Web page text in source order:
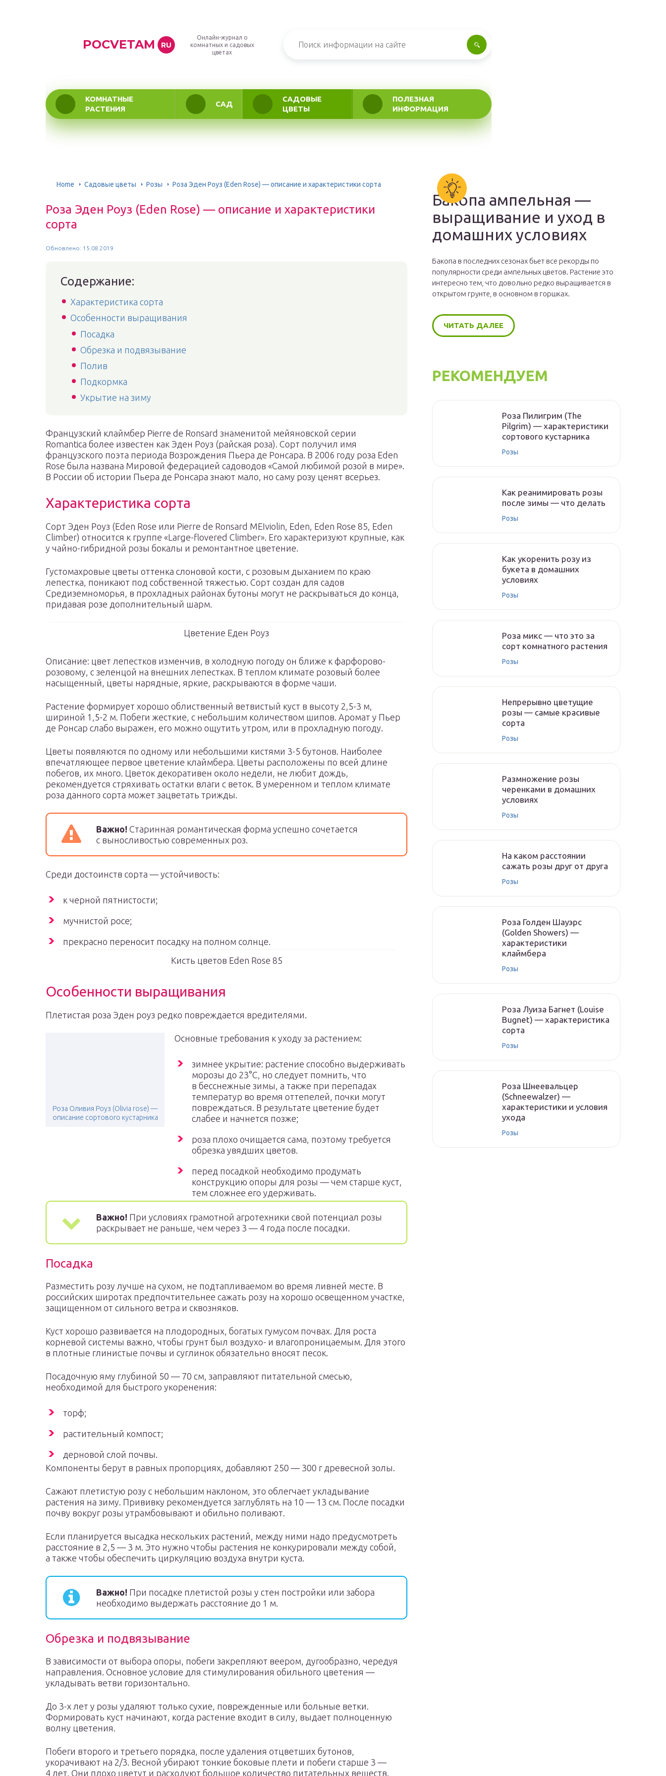
POCVETAM RU
Онлайн-журнал о
комнатных и садовых
цветах
КОМНАТНЫЕ
РАСТЕНИЯ
САД
САДОВЫЕ
ЦВЕТЫ
ПОЛЕЗНАЯ
ИНФОРМАЦИЯ
Home Садовые цветы Розы Роза Эден Роуз (Eden Rose) — описание и характеристики сорта
Роза Эден Роуз (Eden Rose) — описание и характеристики
сорта
Обновлено: 15.08.2019
Содержание:
Характеристика сорта
Особенности выращивания
Посадка
Обрезка и подвязывание
Полив
Подкормка
Укрытие на зиму
Французский клаймбер Pierre de Ronsard знаменитой мейяновской серии
Romantica более известен как Эден Роуз (райская роза). Сорт получил имя
французского поэта периода Возрождения Пьера де Ронсара. В 2006 году роза Eden
Rose была названа Мировой федерацией садоводов «Самой любимой розой в мире».
В России об истории Пьера де Ронсара знают мало, но саму розу ценят всерьез.
Характеристика сорта
Сорт Эден Роуз (Eden Rose или Pierre de Ronsard MEIviolin, Eden, Eden Rose 85, Eden
Climber) относится к группе «Large-flovered Climber». Его характеризуют крупные, как
у чайно-гибридной розы бокалы и ремонтантное цветение.
Густомахровые цветы оттенка слоновой кости, с розовым дыханием по краю
лепестка, поникают под собственной тяжестью. Сорт создан для садов
Средиземноморья, в прохладных районах бутоны могут не раскрываться до конца,
придавая розе дополнительный шарм.
Цветение Еден Роуз
Описание: цвет лепестков изменчив, в холодную погоду он ближе к фарфорово-
розовому, с зеленцой на внешних лепестках. В теплом климате розовый более
насыщенный, цветы нарядные, яркие, раскрываются в форме чаши.
Растение формирует хорошо облиственный ветвистый куст в высоту 2,5-3 м,
шириной 1,5-2 м. Побеги жесткие, с небольшим количеством шипов. Аромат у Пьер
де Ронсар слабо выражен, его можно ощутить утром, или в прохладную погоду.
Цветы появляются по одному или небольшими кистями 3-5 бутонов. Наиболее
впечатляющее первое цветение клаймбера. Цветы расположены по всей длине
побегов, их много. Цветок декоративен около недели, не любит дождь,
рекомендуется стряхивать остатки влаги с веток. В умеренном и теплом климате
роза данного сорта может зацветать трижды.
Важно! Старинная романтическая форма успешно сочетается
с выносливостью современных роз.
Среди достоинств сорта — устойчивость:
к черной пятнистости;
мучнистой росе;
прекрасно переносит посадку на полном солнце.
Кисть цветов Eden Rose 85
Особенности выращивания
Плетистая роза Эден роуз редко повреждается вредителями.
Роза Оливия Роуз (Olivia rose) —
описание сортового кустарника
Основные требования к уходу за растением:
зимнее укрытие: растение способно выдерживать
морозы до 23°С, но следует помнить, что
в бесснежные зимы, а также при перепадах
температур во время оттепелей, почки могут
повреждаться. В результате цветение будет
слабее и начнется позже;
роза плохо очищается сама, поэтому требуется
обрезка увядших цветов.
перед посадкой необходимо продумать
конструкцию опоры для розы — чем старше куст,
тем сложнее его удерживать.
Важно! При условиях грамотной агротехники свой потенциал розы
раскрывает не раньше, чем через 3 — 4 года после посадки.
Посадка
Разместить розу лучше на сухом, не подтапливаемом во время ливней месте. В
российских широтах предпочтительнее сажать розу на хорошо освещенном участке,
защищенном от сильного ветра и сквозняков.
Куст хорошо развивается на плодородных, богатых гумусом почвах. Для роста
корневой системы важно, чтобы грунт был воздухо- и влагопроницаемым. Для этого
в плотные глинистые почвы и суглинок обязательно вносят песок.
Посадочную яму глубиной 50 — 70 см, заправляют питательной смесью,
необходимой для быстрого укоренения:
торф;
растительный компост;
дерновой слой почвы.
Компоненты берут в равных пропорциях, добавляют 250 — 300 г древесной золы.
Сажают плетистую розу с небольшим наклоном, это облегчает укладывание
растения на зиму. Прививку рекомендуется заглублять на 10 — 13 см. После посадки
почву вокруг розы утрамбовывают и обильно поливают.
Если планируется высадка нескольких растений, между ними надо предусмотреть
расстояние в 2,5 — 3 м. Это нужно чтобы растения не конкурировали между собой,
а также чтобы обеспечить циркуляцию воздуха внутри куста.
Важно! При посадке плетистой розы у стен постройки или забора
необходимо выдержать расстояние до 1 м.
Обрезка и подвязывание
В зависимости от выбора опоры, побеги закрепляют веером, дугообразно, чередуя
направления. Основное условие для стимулирования обильного цветения —
укладывать ветви горизонтально.
До 3-х лет у розы удаляют только сухие, поврежденные или больные ветки.
Формировать куст начинают, когда растение входит в силу, выдает полноценную
волну цветения.
Побеги второго и третьего порядка, после удаления отцветших бутонов,
укорачивают на 2/3. Весной убирают тонкие боковые плети и побеги старше 3 —
4 лет. Они плохо цветут и расходуют большое количество питательных веществ.
Бакопа ампельная —
выращивание и уход в
домашних условиях
Бакопа в последних сезонах бьет все рекорды по
популярности среди ампельных цветов. Растение это
интересно тем, что довольно редко выращивается в
открытом грунте, в основном в горшках.
ЧИТАТЬ ДАЛЕЕ
РЕКОМЕНДУЕМ
Роза Пилигрим (The
Pilgrim) — характеристики
сортового кустарника
Розы
Как реанимировать розы
после зимы — что делать
Розы
Как укоренить розу из
букета в домашних
условиях
Розы
Роза микс — что это за
сорт комнатного растения
Розы
Непрерывно цветущие
розы — самые красивые
сорта
Розы
Размножение розы
черенками в домашних
условиях
Розы
На каком расстоянии
сажать розы друг от друга
Розы
Роза Голден Шауэрс
(Golden Showers) —
характеристики
клаймбера
Розы
Роза Луиза Багнет (Louise
Bugnet) — характеристика
сорта
Розы
Роза Шнеевальцер
(Schneewalzer) —
характеристики и условия
ухода
Розы